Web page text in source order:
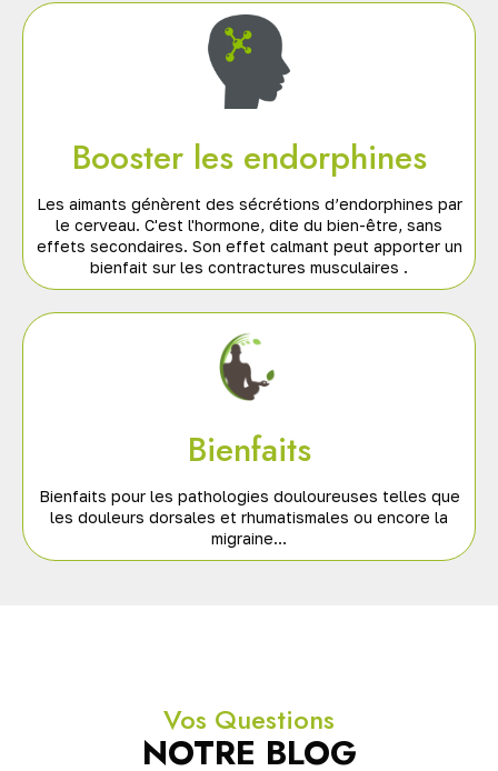
Booster les endorphines
Les aimants génèrent des sécrétions d’endorphines par
le cerveau. C'est l'hormone, dite du bien-être, sans
effets secondaires. Son effet calmant peut apporter un
bienfait sur les contractures musculaires .
Bienfaits
Bienfaits pour les pathologies douloureuses telles que
les douleurs dorsales et rhumatismales ou encore la
migraine…
Vos Questions
NOTRE BLOG